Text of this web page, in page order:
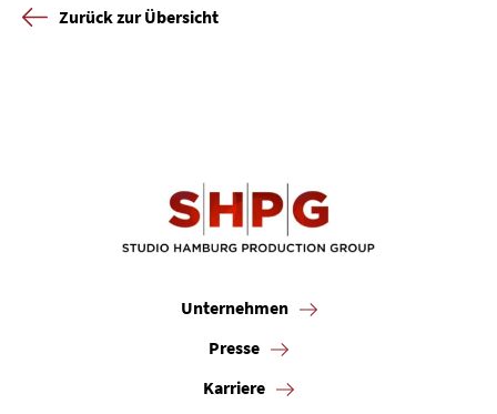
Zurück zur Übersicht
Unternehmen
Presse
Karriere
Newsletter Datenschutz